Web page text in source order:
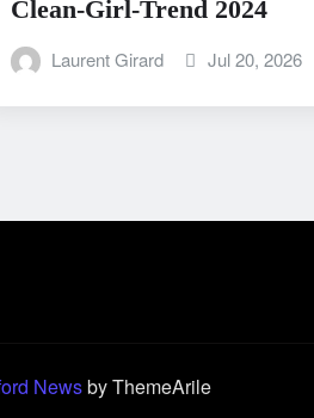
Clean-Girl-Trend 2024
Laurent Girard Jul 20, 2026
Newsby ThemeArile